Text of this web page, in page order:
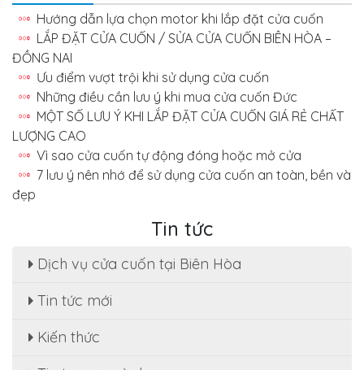
Hướng dẫn lựa chọn motor khi lắp đặt cửa cuốn
LẮP ĐẶT CỬA CUỐN / SỬA CỬA CUỐN BIÊN HÒA –
ĐỒNG NAI
Ưu điểm vượt trội khi sử dụng cửa cuốn
Những điều cần lưu ý khi mua cửa cuốn Đức
MỘT SỐ LƯU Ý KHI LẮP ĐẶT CỬA CUỐN GIÁ RẺ CHẤT
LƯỢNG CAO
Vì sao cửa cuốn tự động đóng hoặc mở cửa
7 lưu ý nên nhớ để sử dụng cửa cuốn an toàn, bền và
đẹp
Tin tức
Dịch vụ cửa cuốn tại Biên Hòa
Tin tức mới
Kiến thứcDịch Vụ Sửa Chữa Cửa Cuốn Phường Tân Hiệp,